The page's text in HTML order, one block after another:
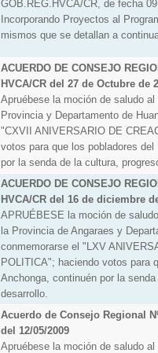
GOB.REG.HVCA/CR, de fecha
Incorporando Proyectos al
mismos que se detallan a
ACUERDO DE CONSEJO
HVCA/CR del 27 de Octubre de
Apruébese la moción de saludo
Provincia y Departamento de
"CXVII ANIVERSARIO DE
votos para que los pobladores
por la senda de la cultura,
ACUERDO DE CONSEJO
HVCA/CR del 16 de diciembre
APRUÉBESE la moción de
la Provincia de Angaraes y
conmemorarse el "LXV
POLITICA"; haciendo votos para
Anchonga, continuén por la
desarrollo.
Acuerdo de Consejo Regional
del 12/05/2009
Apruébese la moción de saludo